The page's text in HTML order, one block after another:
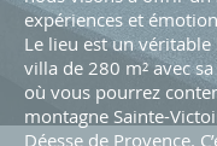
expériences et
Le lieu est un véritable
villa de 280 m² avec
où vous pourrez
montagne Sainte-
Déesse de Provence.